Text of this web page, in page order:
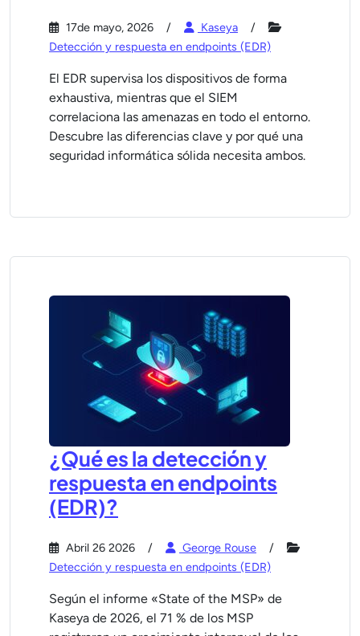
17de mayo, 2026
Kaseya
Detección y respuesta en endpoints (EDR)
El EDR supervisa los dispositivos de forma
exhaustiva, mientras que el SIEM
correlaciona las amenazas en todo el entorno.
Descubre las diferencias clave y por qué una
seguridad informática sólida necesita ambos.
¿Qué es la detección y
respuesta en endpoints
(EDR)?
Abril 26 2026
George Rouse
Detección y respuesta en endpoints (EDR)
Según el informe «State of the MSP» de
Kaseya de 2026, el 71 % de los MSP